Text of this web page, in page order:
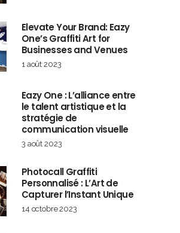
Elevate Your Brand: Eazy
One’s Graffiti Art for
Businesses and Venues
1 août 2023
Eazy One : L’alliance entre
le talent artistique et la
stratégie de
communication visuelle
3 août 2023
Photocall Graffiti
Personnalisé : L’Art de
Capturer l’Instant Unique
14 octobre 2023